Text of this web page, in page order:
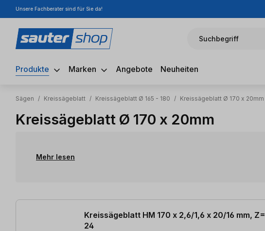
Hauptinhalt springen
Zur Suche springen
Zur Hauptnavigation springen
Unsere Fachberater sind für Sie da!
Suchbegriff
Produkte Marken Angebote Neuheiten
Sägen / Kreissägeblatt / Kreissägeblatt Ø 165 - 180 / Kreissägeblatt Ø 170 x 20mm
Kreissägeblatt Ø 170 x 20mm
Mehr lesen
1 Artikel gefunden
Kreissägeblatt HM 170 x 2,6/1,6 x 20/16 mm, Z=
24